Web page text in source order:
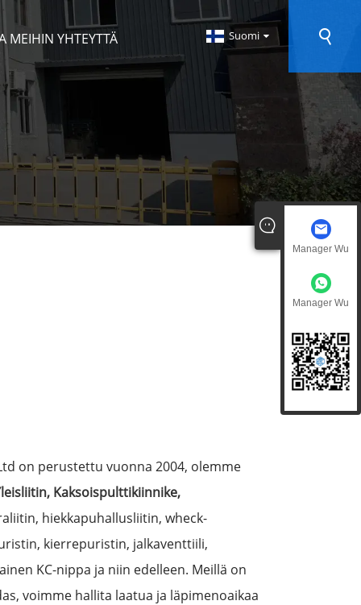
MEIHIN YHTEYTTÄ Suomi
on perustettu vuonna 2004, olemme
, Kaksoispulttikiinnike,
hiekkapuhallusliitin, wheck-
kierrepuristin, jalkaventtiili,
KC-nippa ja niin edelleen. Meillä on
voimme hallita laatua ja läpimenoaikaa
Manager Wu
Manager Wu